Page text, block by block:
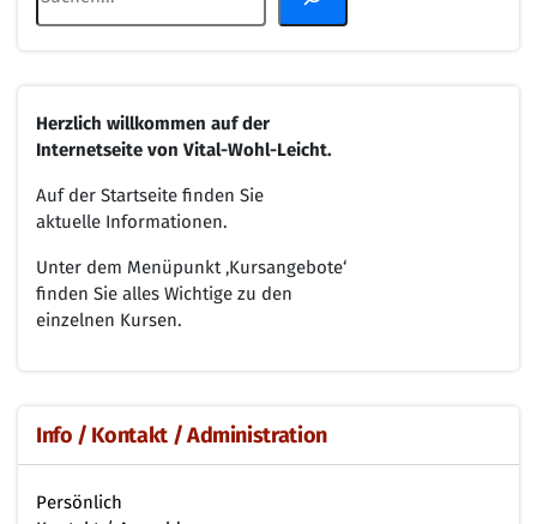
Herzlich willkommen auf der
Internetseite von Vital-Wohl-Leicht.
Auf der Startseite finden Sie
aktuelle Informationen.
Unter dem Menüpunkt ‚Kursangebote‘
finden Sie alles Wichtige zu den
einzelnen Kursen.
Info / Kontakt / Administration
Persönlich